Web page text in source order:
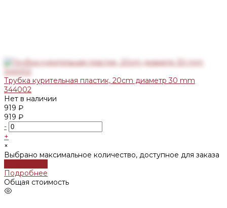
Трубка курительная пластик, 20cm диаметр 30 mm
344002
Нет в наличии
919 ₽
919 ₽
-
+
×
Выбрано максимальное количество, доступное для заказа
Подробнее
Общая стоимость